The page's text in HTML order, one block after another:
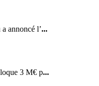
annoncé l’...
3 M€ p...